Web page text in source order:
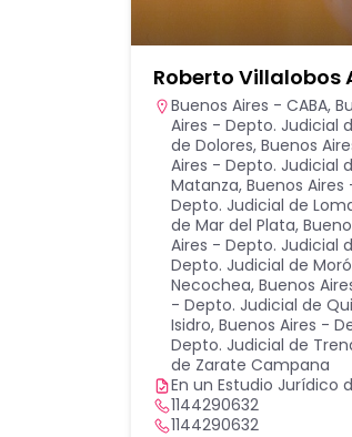
Roberto Villalobos
Buenos Aires - CABA,
Aires - Depto. Judicial
de Dolores, Buenos
Aires - Depto. Judicial
Matanza, Buenos
Depto. Judicial de
de Mar del Plata,
Aires - Depto. Judicial
Depto. Judicial de
Necochea, Buenos
- Depto. Judicial de
Isidro, Buenos Aires -
Depto. Judicial de
de Zarate Campana
En un Estudio Jurídico
1144290632
1144290632